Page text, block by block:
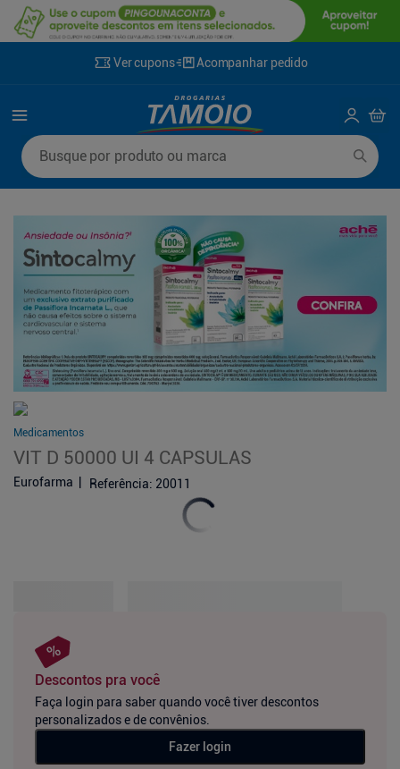
Ver cupons Acompanhar pedido
Busque por produto ou marca
Medicamentos
VIT D 50000 UI 4 CAPSULAS
Eurofarma Referência: 20011
Descontos pra você
Faça login para saber quando você tiver descontos
personalizados e de convênios.
Fazer login
Termos mais buscados
3º
desodorante
4º
sabonete líquido
5º fralda xg
8º
shampoo
9º
mounjaro
10º fralda xxg